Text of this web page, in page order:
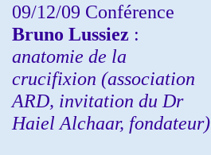
09/12/09 Conférence
Bruno Lussiez :
anatomie de la
crucifixion (association
ARD, invitation du Dr
Haiel Alchaar, fondateur)